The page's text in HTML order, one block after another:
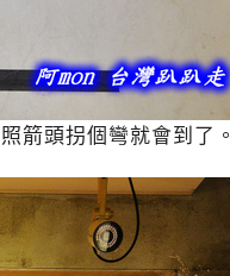
箭頭拐個彎就會到了。